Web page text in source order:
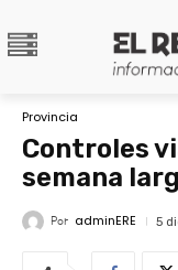
Provincia
Controles
semana
Por adminERE 5